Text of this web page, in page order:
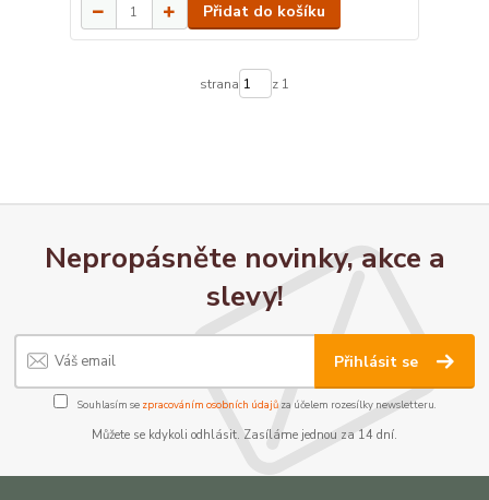
Přidat do košíku
strana z 1
Nepropásněte novinky, akce a
slevy!
Přihlásit se
Souhlasím se zpracováním osobních údajůza účelem rozesílky newsletteru.
Můžete se kdykoli odhlásit. Zasíláme jednou za 14 dní.